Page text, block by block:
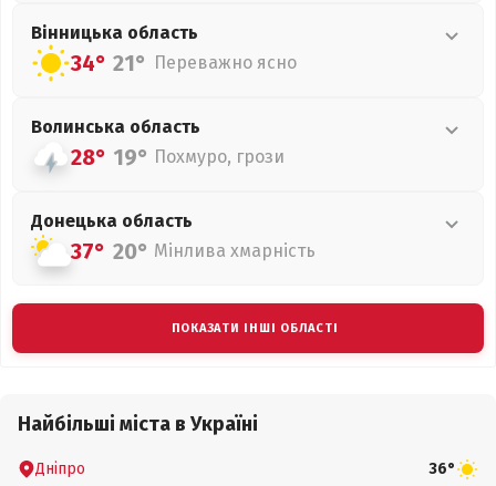
Вінницька область
34° 21° Переважно ясно
Волинська область
28° 19° Похмуро, грози
Донецька область
37° 20° Мінлива хмарність
ПОКАЗАТИ ІНШІ ОБЛАСТІ
Найбільші міста в Україні
Дніпро 36°